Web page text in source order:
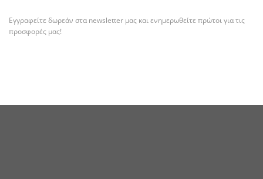
Εγγραφείτε δωρεάν στα newsletter μας και ενημερωθείτε πρώτοι για τις
προσφορές μας!